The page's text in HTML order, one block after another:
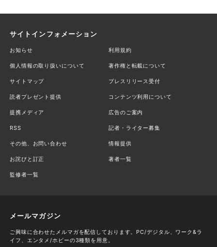
サイトインフォメーション
お知らせ 利用規約
個人情報の取り扱いについて 著作権と転載について
サイトマップ プレスリリース受付
読者プレゼント提供 コンテンツ利用について
提携メディア 広告のご案内
RSS 記者・ライター募集
その他、お問い合わせ 情報提供
お詫びと訂正 著者一覧
監修者一覧
メールマガジン
ご興味に合わせたメルマガを配信しております。PC/デジタル、ワーク&ラ
イフ、エンタメ/ホビーの3種類を用意。